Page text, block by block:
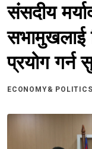
संसदीय
सभामुखलाई
प्रयोग गर्न
ECONOMY& POLITICS